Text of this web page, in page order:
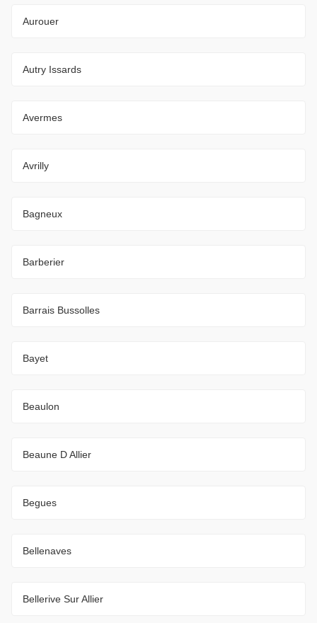
Aurouer
Autry Issards
Avermes
Avrilly
Bagneux
Barberier
Barrais Bussolles
Bayet
Beaulon
Beaune D Allier
Begues
Bellenaves
Bellerive Sur Allier